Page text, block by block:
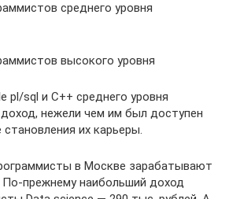
среднего уровня
высокого уровня
pl/sql и C++ среднего уровня
нежели чем им был доступен
их карьеры.
в Москве зарабатывают
По-прежнему наибольший доход